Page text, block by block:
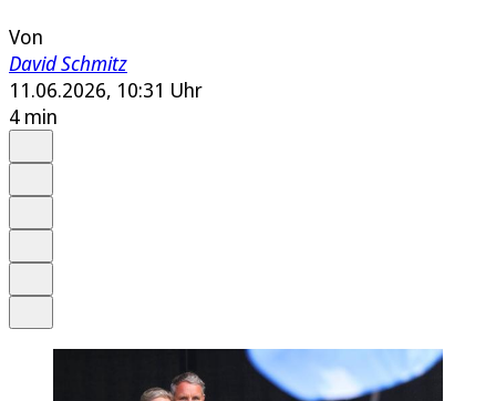
Von
David Schmitz
11.06.2026, 10:31 Uhr
4 min